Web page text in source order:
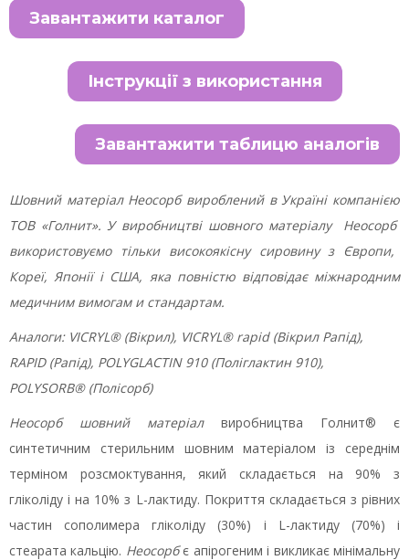
Завантажити каталог
Інструкції з використання
Завантажити таблицю аналогів
Шовний матеріал Неосорбвироблений в Україні компанією
ТОВ «Голнит». У виробництві шовного матеріалу
Неосорб
використовуємо тільки високоякісну сировину з Європи,
Кореї, Японії і США, яка повністю відповідає міжнародним
медичним вимогам и стандартам.
Аналоги: VICRYL® (Вікрил), VICRYL® rapid (Вікрил Рапід),
RAPID (Рапід), POLYGLACTIN 910 (Поліглактин 910),
POLYSORB® (Полісорб)
Неосорб шовний матеріал виробництва Голнит® є
синтетичним стерильним шовним матеріалом із середнім
терміном розсмоктування, який складається на 90% з
гліколіду і на 10% з L-лактиду. Покриття складається з рівних
частин сополимера гліколіду (30%) і L-лактиду (70%) і
стеарата кальцію. Неосорбє апірогеним і викликає мінімальну